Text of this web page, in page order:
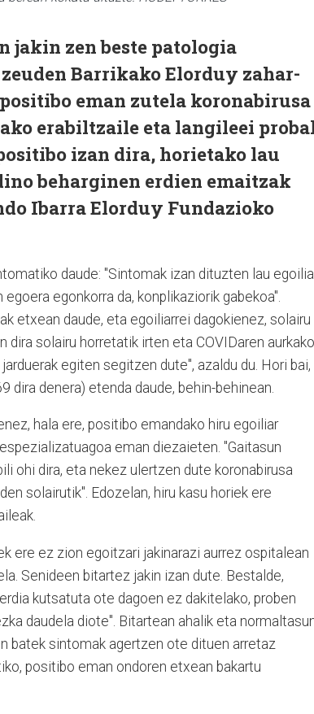
jakin zen beste patologia
Barrikako Elorduy zahar-
eman zutela koronabirusa
erabiltzaile eta langileei
izan dira, horietako lau
beharginen erdien emaitzak
Ibarra Elorduy Fundazioko
daude: "Sintomak izan dituzten lau
egonkorra da, konplikaziorik gabekoa".
etxean daude, eta egoiliarrei dagokienez, solairu
dira solairu horretatik irten eta COVIDaren aurkako
egiten segitzen dute", azaldu du. Hori bai,
denera) etenda daude, behin-behinean.
hala ere, positibo emandako hiru egoiliar
eman diezaieten. "Gaitasun
ohi dira, eta nekez ulertzen dute koronabirusa
solairutik". Edozelan, hiru kasu horiek ere
ere ez zion egoitzari jakinarazi aurrez ospitalean
Senideen bitartez jakin izan dute. Bestalde,
kutsatuta ote dagoen ez dakitelako, proben
daudela diote". Bitartean ahalik eta
batek sintomak agertzen ote dituen arretaz
positibo eman ondoren etxean bakartu